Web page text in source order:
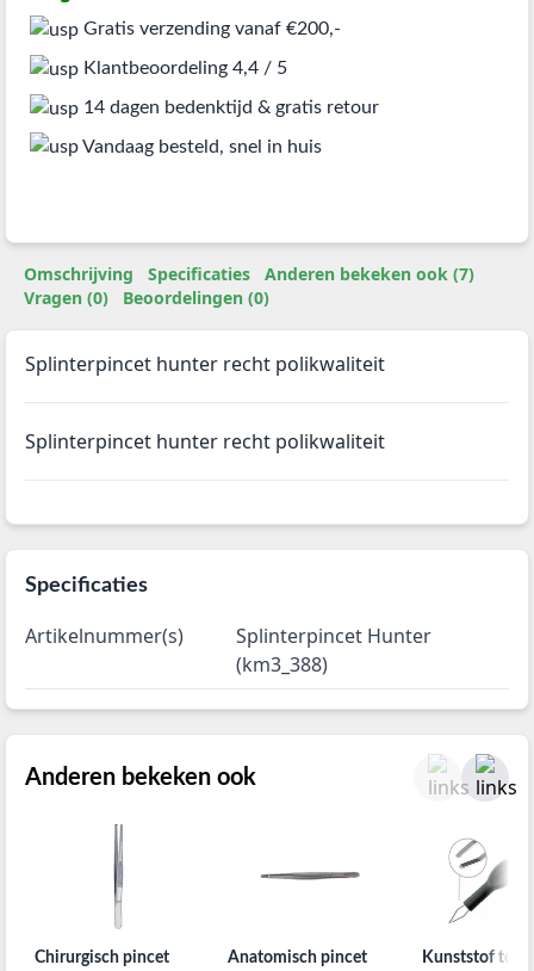
Gratis verzending vanaf €200,-
Klantbeoordeling 4,4 / 5
14 dagen bedenktijd & gratis retour
Vandaag besteld, snel in huis
Omschrijving Specificaties
Anderen bekeken ook (7)
Vragen (0)
Beoordelingen (0)
Splinterpincet hunter recht polikwaliteit
Splinterpincet hunter recht polikwaliteit
Specificaties
Artikelnummer(s)
Splinterpincet Hunter
(km3_388)
Anderen bekeken ook
Chirurgisch pincet
Anatomisch pincet
Kunststof